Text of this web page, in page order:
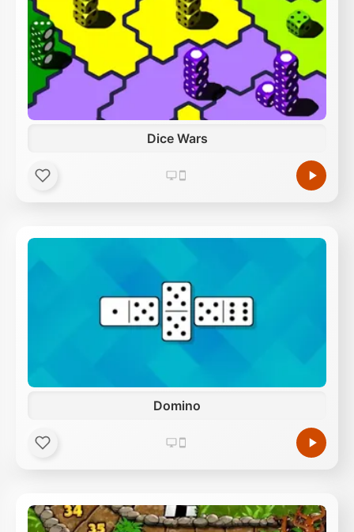
Dice Wars
Domino